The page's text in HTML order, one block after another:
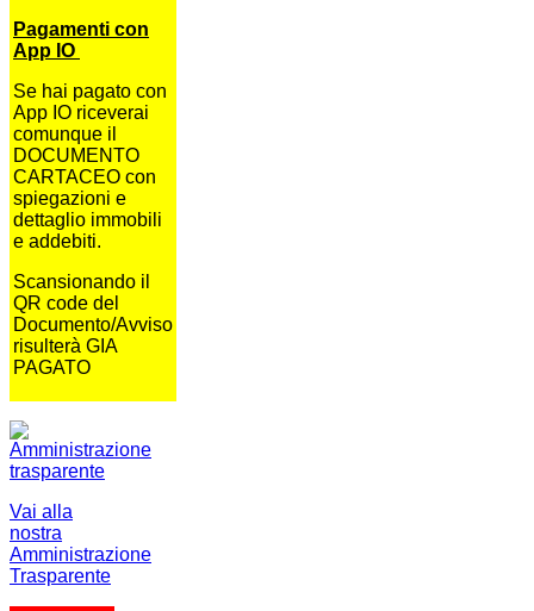
Pagamenti con
App IO
Se hai pagato con
App IO riceverai
comunque il
DOCUMENTO
CARTACEO con
spiegazioni e
dettaglio immobili
e addebiti.
Scansionando il
QR code del
Documento/Avviso
risulterà GIA
PAGATO
Vai alla
nostra
Amministrazione
Trasparente